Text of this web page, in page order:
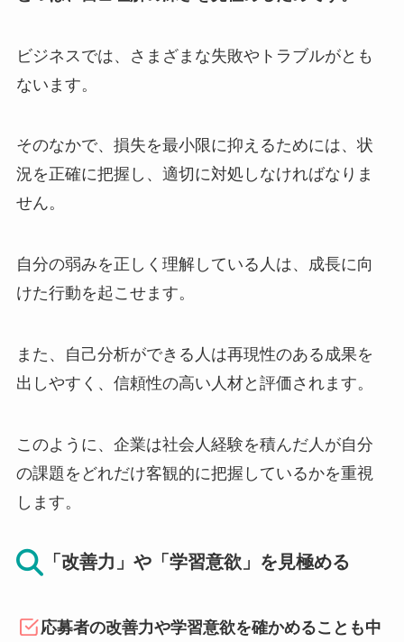
ビジネスでは、さまざまな失敗やトラブルがとも
ないます。
そのなかで、損失を最小限に抑えるためには、状
況を正確に把握し、適切に対処しなければなりま
せん。
自分の弱みを正しく理解している人は、成長に向
けた行動を起こせます。
また、自己分析ができる人は再現性のある成果を
出しやすく、信頼性の高い人材と評価されます。
このように、企業は社会人経験を積んだ人が自分
の課題をどれだけ客観的に把握しているかを重視
します。
「改善力」や「学習意欲」を見極める
応募者の改善力や学習意欲を確かめることも中